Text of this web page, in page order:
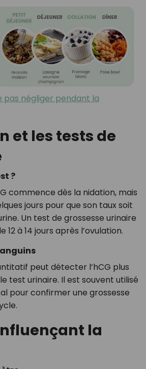
pas négliger pendant la
et les tests de
?
commence dès la nidation, mais
jours pour que son taux soit
Un test de grossesse urinaire
à 14 jours après l’ovulation.
peut détecter l’hCG plus
test urinaire. Il est souvent utilisé
pour confirmer une grossesse
la